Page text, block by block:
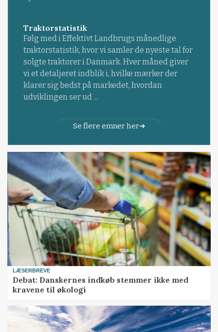
Traktorstatistik
Følg med i Effektivt Landbrugs månedlige
traktorstatistik, hvor vi samler de nyeste tal for
solgte traktorer i Danmark. Hver måned giver
vi et detaljeret indblik i, hvilke mærker der
klarer sig bedst på markedet, hvordan
udviklingen ser ud ...
Se flere emner her
LÆSERBREVE
Debat: Danskernes indkøb stemmer ikke med
kravene til økologi